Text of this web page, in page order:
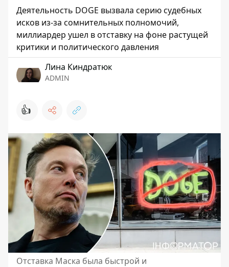
Деятельность DOGE вызвала серию судебных
исков из-за сомнительных полномочий,
миллиардер ушел в отставку на фоне растущей
критики и политического давления
Лина Киндратюк
ADMIN
👍
Отставка Маска была быстрой и